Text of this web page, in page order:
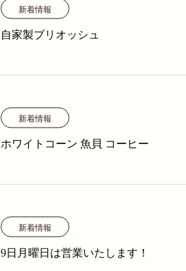
新着情報
自家製ブリオッシュ
新着情報
ホワイトコーン 魚貝 コーヒー
新着情報
9日月曜日は営業いたします！